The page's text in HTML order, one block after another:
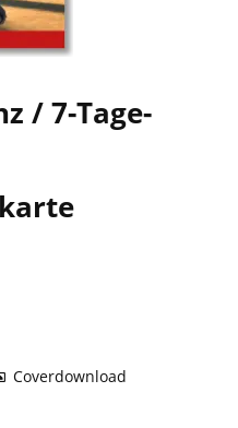
/ 7-Tage-
Coverdownload